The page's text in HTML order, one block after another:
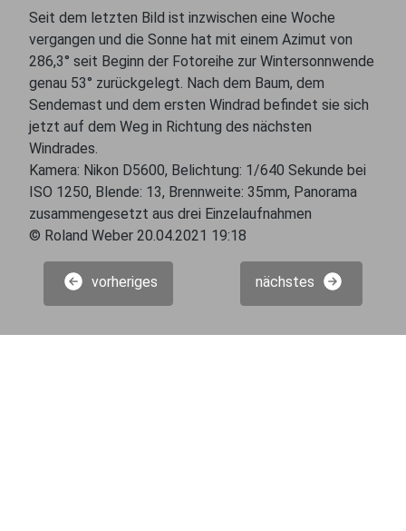
Seit dem letzten Bild ist inzwischen eine Woche
vergangen und die Sonne hat mit einem Azimut von
286,3° seit Beginn der Fotoreihe zur Wintersonnwende
genau 53° zurückgelegt. Nach dem Baum, dem
Sendemast und dem ersten Windrad befindet sie sich
jetzt auf dem Weg in Richtung des nächsten
Windrades.
Kamera: Nikon D5600, Belichtung: 1/640 Sekunde bei
ISO 1250, Blende: 13, Brennweite: 35mm, Panorama
zusammengesetzt aus drei Einzelaufnahmen
© Roland Weber 20.04.2021 19:18
vorheriges nächstes